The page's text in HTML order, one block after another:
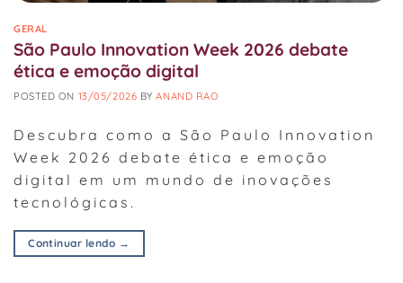
GERAL
São Paulo Innovation Week 2026 debate
ética e emoção digital
POSTED ON 13/05/2026 BYANAND RAO
Descubra como a São Paulo Innovation
Week 2026 debate ética e emoção
digital em um mundo de inovações
tecnológicas.
Continuar lendo →